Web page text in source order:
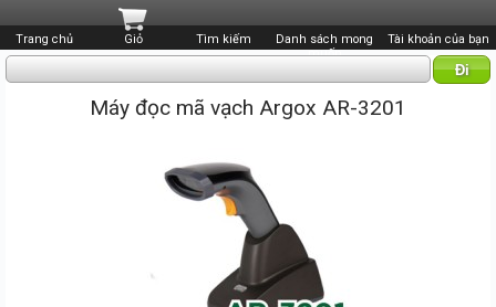
Trang chủ Giỏ Tìm kiếm
Danh sách mong
muốn
Tài khoản của bạn
Máy đọc mã vạch Argox AR-3201